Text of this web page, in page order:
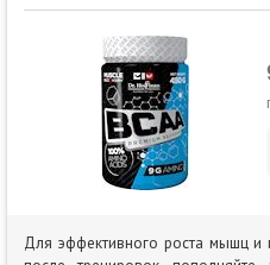
Для эффективного роста мышц и